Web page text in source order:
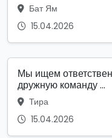
Бат Ям
15.04.2026
Мы ищем
дружную команду ...
Тира
15.04.2026